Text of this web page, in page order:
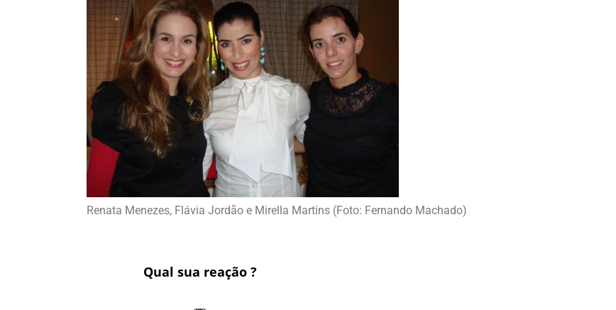
Renata Menezes, Flávia Jordão e Mirella Martins (Foto: Fernando Machado)
Qual sua reação ?